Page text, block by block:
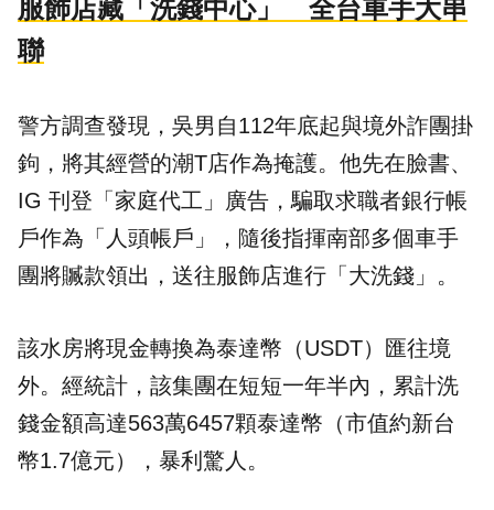
服飾店藏「洗錢中心」 全台車手大串
聯
警方調查發現，吳男自112年底起與境外詐團掛
鉤，將其經營的潮T店作為掩護。他先在臉書、
IG 刊登「家庭代工」廣告，騙取求職者銀行帳
戶作為「人頭帳戶」，隨後指揮南部多個車手
團將贓款領出，送往服飾店進行「大洗錢」。
該水房將現金轉換為泰達幣（USDT）匯往境
外。經統計，該集團在短短一年半內，累計洗
錢金額高達563萬6457顆泰達幣（市值約新台
幣1.7億元），暴利驚人。